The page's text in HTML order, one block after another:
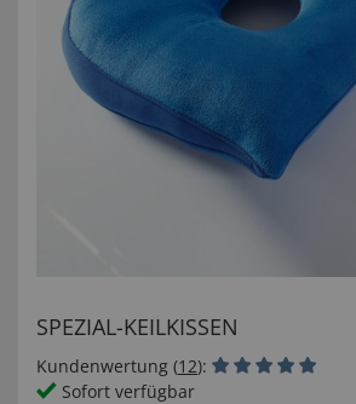
SPEZIAL-KEILKISSEN
Kundenwertung (12):
Sofort verfügbar